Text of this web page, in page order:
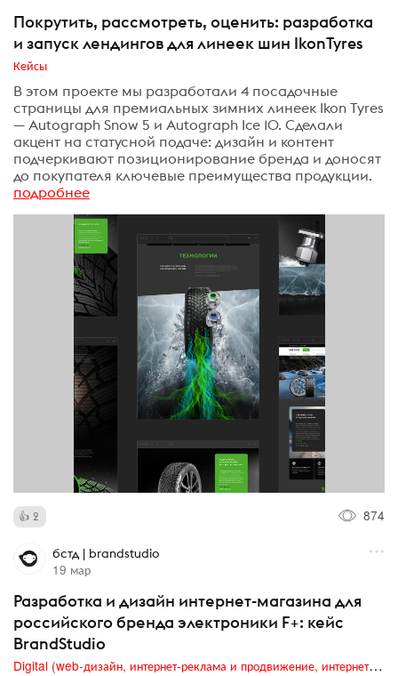
Покрутить, рассмотреть, оценить: разработка
и запуск лендингов для линеек шин IkonTyres
Кейсы
В этом проекте мы разработали 4 посадочные
страницы для премиальных зимних линеек Ikon Tyres
— Autograph Snow 5 и Autograph Ice 10. Сделали
акцент на статусной подаче: дизайн и контент
подчеркивают позиционирование бренда и доносят
до покупателя ключевые преимущества продукции.
подробнее
2 874
бстд | brandstudio
19 мар
Разработка и дизайн интернет-магазина для
российского бренда электроники F+: кейс
BrandStudio
Digital (web-дизайн, интернет-реклама и продвижение, интернет-сообщества и блоги, интернет-коммуникации, мобильный маркетинг, реклама на цифровых экранах)